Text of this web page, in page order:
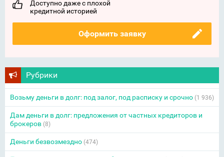
Доступно даже с плохой
кредитной историей
Оформить заявку
Рубрики
Возьму деньги в долг: под залог, под расписку и срочно (1 936)
Дам деньги в долг: предложения от частных кредиторов и
брокеров (8)
Деньги безвозмездно (474)